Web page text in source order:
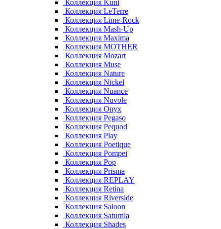
Коллекция Kuni
Коллекция LeTerre
Коллекция Lime-Rock
Коллекция Mash-Up
Коллекция Maxima
Коллекция MOTHER
Коллекция Mozart
Коллекция Muse
Коллекция Nature
Коллекция Nickel
Коллекция Nuance
Коллекция Nuvole
Коллекция Onyx
Коллекция Pegaso
Коллекция Pequod
Коллекция Play
Коллекция Poetique
Коллекция Pompei
Коллекция Pop
Коллекция Prisma
Коллекция REPLAY
Коллекция Retina
Коллекция Riverside
Коллекция Saloon
Коллекция Saturnia
Коллекция Shades